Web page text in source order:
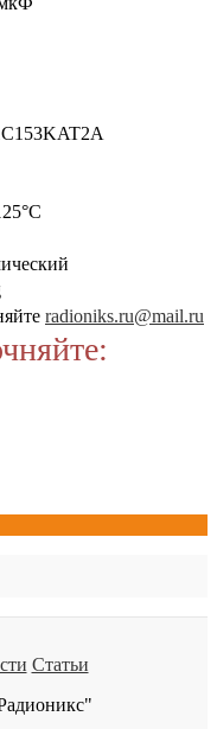
radioniks.ru@mail.ru
Статьи